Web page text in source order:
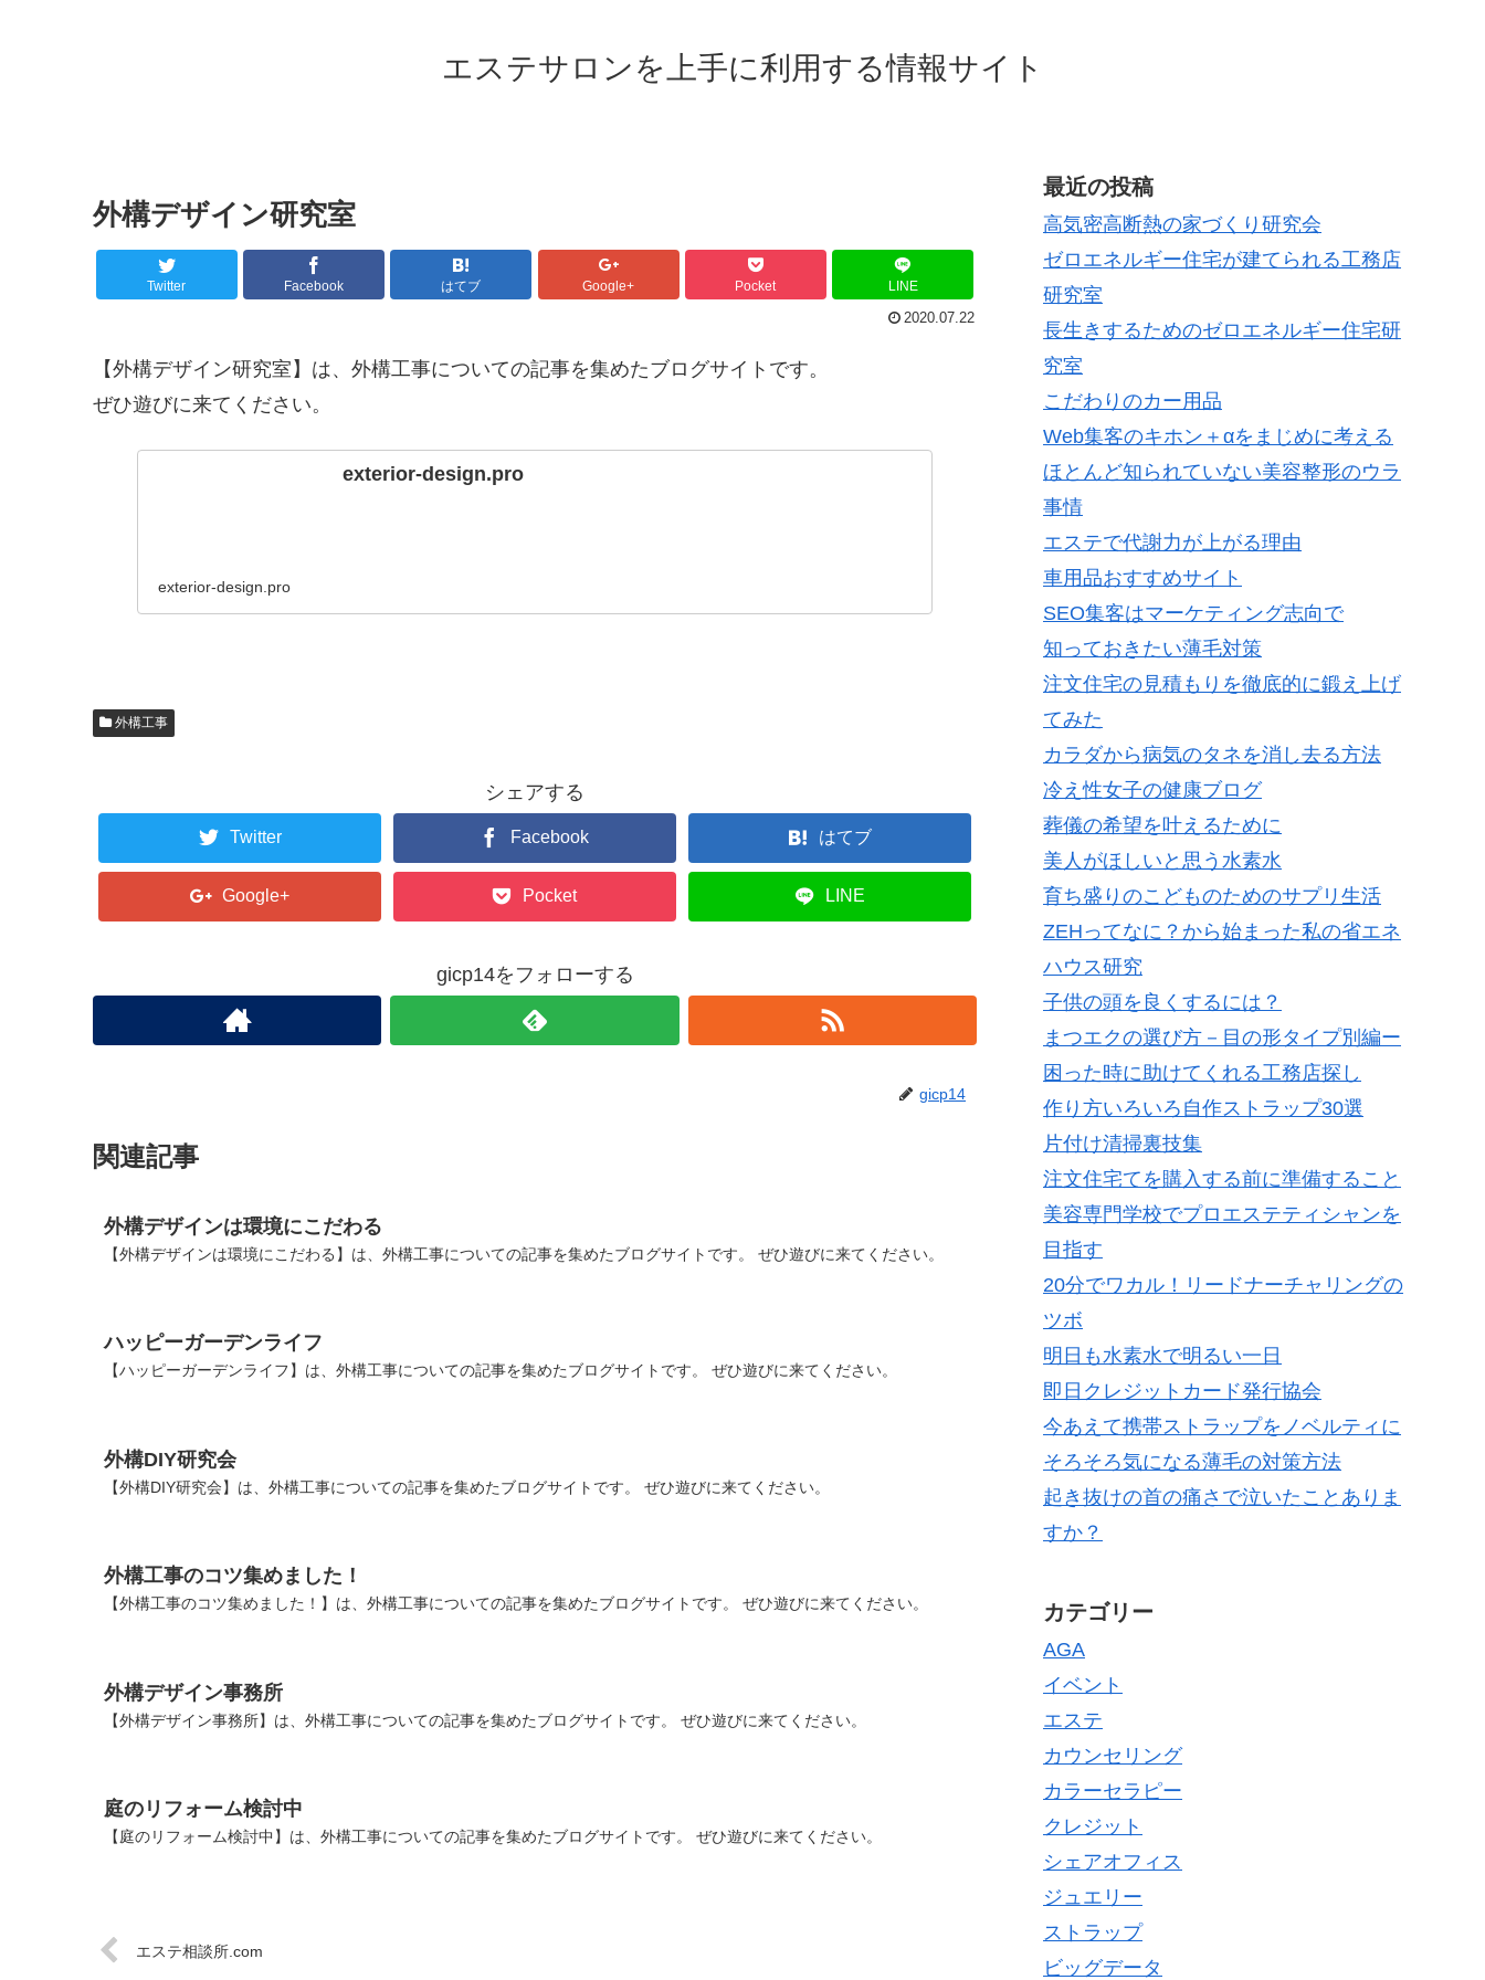
エステサロンを上手に利用する情報サイト
外構デザイン研究室
Twitter Facebook はてブ Google+ Pocket LINE
2020.07.22
【外構デザイン研究室】は、外構工事についての記事を集めたブログサイトです。
ぜひ遊びに来てください。
exterior-design.pro
exterior-design.pro
外構工事
シェアする
Twitter Facebook はてブ
Google+ Pocket LINE
gicp14をフォローする
gicp14
関連記事
外構デザインは環境にこだわる
【外構デザインは環境にこだわる】は、外構工事についての記事を集めたブログサイトです。 ぜひ遊びに来てください。
ハッピーガーデンライフ
【ハッピーガーデンライフ】は、外構工事についての記事を集めたブログサイトです。 ぜひ遊びに来てください。
外構DIY研究会
【外構DIY研究会】は、外構工事についての記事を集めたブログサイトです。 ぜひ遊びに来てください。
外構工事のコツ集めました！
【外構工事のコツ集めました！】は、外構工事についての記事を集めたブログサイトです。 ぜひ遊びに来てください。
外構デザイン事務所
【外構デザイン事務所】は、外構工事についての記事を集めたブログサイトです。 ぜひ遊びに来てください。
庭のリフォーム検討中
【庭のリフォーム検討中】は、外構工事についての記事を集めたブログサイトです。 ぜひ遊びに来てください。
エステ相談所.com
最近の投稿
高気密高断熱の家づくり研究会
ゼロエネルギー住宅が建てられる工務店
研究室
長生きするためのゼロエネルギー住宅研
究室
こだわりのカー用品
Web集客のキホン＋αをまじめに考える
ほとんど知られていない美容整形のウラ
事情
エステで代謝力が上がる理由
車用品おすすめサイト
SEO集客はマーケティング志向で
知っておきたい薄毛対策
注文住宅の見積もりを徹底的に鍛え上げ
てみた
カラダから病気のタネを消し去る方法
冷え性女子の健康ブログ
葬儀の希望を叶えるために
美人がほしいと思う水素水
育ち盛りのこどものためのサプリ生活
ZEHってなに？から始まった私の省エネ
ハウス研究
子供の頭を良くするには？
まつエクの選び方－目の形タイプ別編ー
困った時に助けてくれる工務店探し
作り方いろいろ自作ストラップ30選
片付け清掃裏技集
注文住宅てを購入する前に準備すること
美容専門学校でプロエステティシャンを
目指す
20分でワカル！リードナーチャリングの
ツボ
明日も水素水で明るい一日
即日クレジットカード発行協会
今あえて携帯ストラップをノベルティに
そろそろ気になる薄毛の対策方法
起き抜けの首の痛さで泣いたことありま
すか？
カテゴリー
AGA
イベント
エステ
カウンセリング
カラーセラピー
クレジット
シェアオフィス
ジュエリー
ストラップ
ビッグデータ